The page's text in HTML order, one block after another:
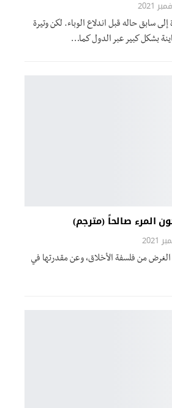
سابق حاله قبل اندلاع الوباء. لكن وتيرة
بشكل كبير عبر الدول كما…
المرء صالحاً (مترجم)
من فلسفة الأخلاق، وعن مقدرتها في